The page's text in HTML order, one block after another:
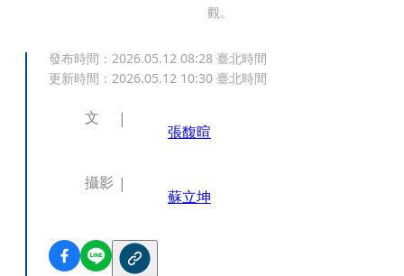
觀。
發布時間： 2026.05.12 08:28 臺北時間
更新時間： 2026.05.12 10:30 臺北時間
文
張馥暄
攝影
蘇立坤